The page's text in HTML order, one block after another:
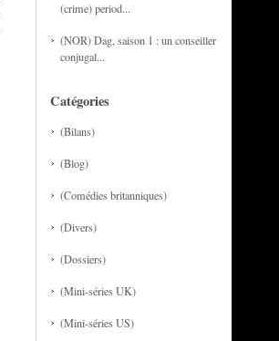
(crime) period...
(NOR) Dag, saison 1 : un conseiller
conjugal...
Catégories
(Bilans)
(Blog)
(Comédies britanniques)
(Divers)
(Dossiers)
(Mini-séries UK)
(Mini-séries US)